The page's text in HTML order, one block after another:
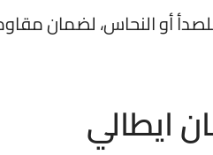
أو النحاس، لضمان